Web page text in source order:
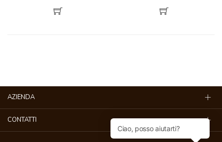
AZIENDA
CONTATTI